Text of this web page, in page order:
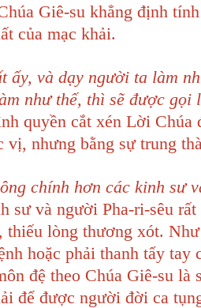
Giê-su khẳng định
của mạc khải.
ấy, và dạy người ta làm
như thế, thì sẽ được
quyền cắt xén Lời Chúa
nhưng bằng sự trung
chính hơn các kinh sư
sư và người Pha-ri-sêu
lòng thương xót.
hoặc phải thanh tẩy tay
đệ theo Chúa Giê-su là
để được người đời ca